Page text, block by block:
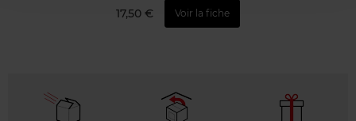
17,50 € Voir la fiche